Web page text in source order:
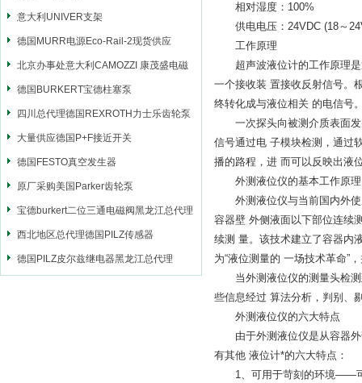
意大利UNIVER支架
德国MURR电源Eco-Rail-2现货供应
北京办事处意大利CAMOZZI 康茂盛电磁
阀
德国BURKERT宝德柱塞泵
四川总代理德国REXROTH力士乐齿轮泵
大量供应德国P+F接近开关
德国FESTO真空发生器
原厂采购美国Parker齿轮泵
宝德burkert二位三通电磁阀黑龙江总代理
西北地区总代理德国PILZ传感器
德国PILZ皮尔兹继电器黑龙江总代理
相对湿度：100%
供电电压：24VDC (18～
工作原理
超声波液位计的工作原理是
一个接收装 置接收反射信号。
终转化成与液位相关 的电信号
一次探头向被测介质表面发
信号通过电 子模块检测，通过
播的路程，进 而可以反映出液
外测液位仪的基本工作原理
外测液位仪与当前国内外使
容器壁 外侧液面以下部位连续
续测 量。该技术建立了容器内
为“液位测量的 一场技术革命”
当外测液位仪的测量头检测
些信息经过 算法分析，判别、
外测液位仪的六大特点
由于外测液位仪是从容器外
有其他 液位计*的六大特点：
1、可用于苛刻的环境——可